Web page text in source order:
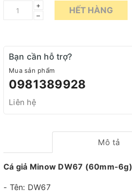
+
–
HẾT HÀNG
Bạn cần hỗ trợ?
Mua sản phẩm
0981389928
Liên hệ
Mô tả
Cá giả Minow DW67 (60mm-6g)
- Tên: DW67